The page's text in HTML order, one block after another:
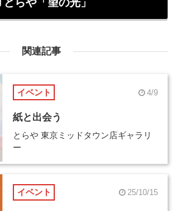
とらや「望の光」
関連記事
イベント 4/9
紙と出会う
とらや 東京ミッドタウン店ギャラリ
ー
イベント 25/10/15